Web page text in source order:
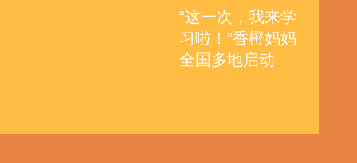
“这一次，我来学
习啦！”香橙妈妈
全国多地启动